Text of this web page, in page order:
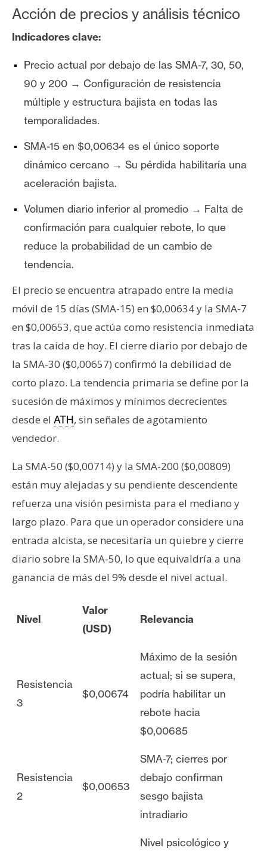
Acción de precios y análisis técnico
Indicadores clave:
Precio actual por debajo de las SMA-7, 30, 50,
90 y 200 → Configuración de resistencia
múltiple y estructura bajista en todas las
temporalidades.
SMA-15 en $0,00634 es el único soporte
dinámico cercano → Su pérdida habilitaría una
aceleración bajista.
Volumen diario inferior al promedio → Falta de
confirmación para cualquier rebote, lo que
reduce la probabilidad de un cambio de
tendencia.
El precio se encuentra atrapado entre la media
móvil de 15 días (SMA-15) en $0,00634 y la SMA-7
en $0,00653, que actúa como resistencia inmediata
tras la caída de hoy. El cierre diario por debajo de
la SMA-30 ($0,00657) confirmó la debilidad de
corto plazo. La tendencia primaria se define por la
sucesión de máximos y mínimos decrecientes
desde el ATH, sin señales de agotamiento
vendedor.
La SMA-50 ($0,00714) y la SMA-200 ($0,00809)
están muy alejadas y su pendiente descendente
refuerza una visión pesimista para el mediano y
largo plazo. Para que un operador considere una
entrada alcista, se necesitaría un quiebre y cierre
diario sobre la SMA-50, lo que equivaldría a una
ganancia de más del 9% desde el nivel actual.
Nivel
Valor
(USD)
Relevancia
Resistencia
3
$0,00674
Máximo de la sesión
actual; si se supera,
podría habilitar un
rebote hacia
$0,00685
Resistencia
2
$0,00653
SMA-7; cierres por
debajo confirman
sesgo bajista
intradiario
Nivel psicológico y